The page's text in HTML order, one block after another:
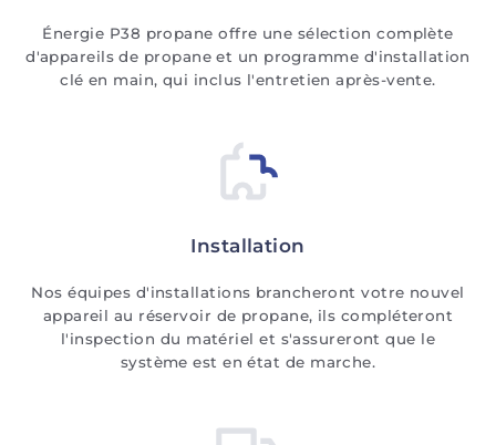
Énergie P38 propane offre une sélection complète
d'appareils de propane et un programme d'installation
clé en main, qui inclus l'entretien après-vente.
Installation
Nos équipes d'installations brancheront votre nouvel
appareil au réservoir de propane, ils compléteront
l'inspection du matériel et s'assureront que le
système est en état de marche.